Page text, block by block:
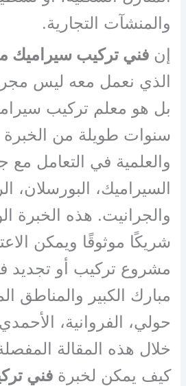
والمنشآت التجارية.
إنفني تركيب سيراميك
الذي نعمل معه ليس
بل هو معلم تركيب
سنوات طويلة من الخبرة
والعلمية في التعامل مع
السيراميك، البورسلان،
والجرانيت. هذه الخبرة
شريكًا موثوقًا ويمكن
مشروع تركيب أو تجديد
مبارك الكبير والمناطق
حولي، الفروانية،
خلال هذه المقالة
كيف يمكن لخبرةفني